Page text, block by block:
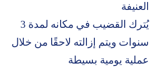
العنيفة
يُترك القضيب في مكانه لمدة 3
سنوات ويتم إزالته لاحقًا من خلال
عملية يومية بسيطة